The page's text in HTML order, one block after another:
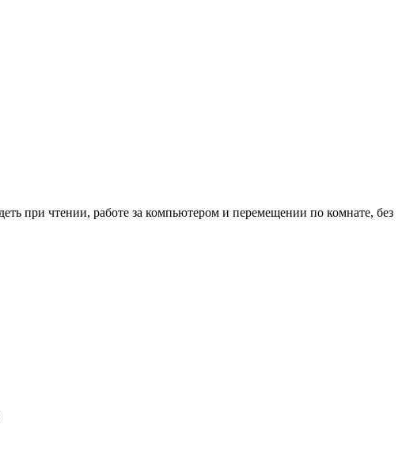
при чтении, работе за компьютером и перемещении по комнате, без